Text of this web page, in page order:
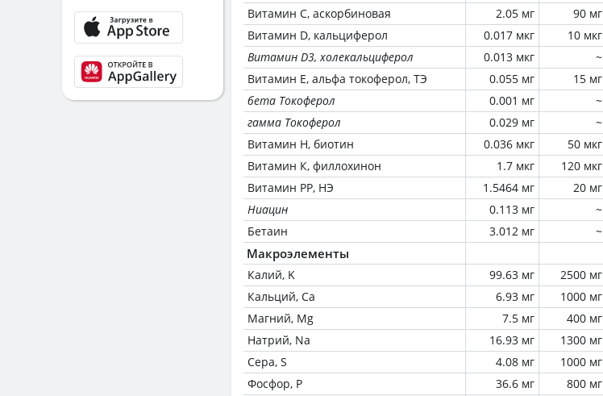
Витамин C, аскорбиновая
2.05 мг 90 мг
Витамин D, кальциферол
0.017 мкг 10 мкг
Витамин D3, холекальциферол
0.013 мкг
~
Витамин Е, альфа токоферол, ТЭ
0.055 мг 15 мг
бета Токоферол
0.001 мг
~
гамма Токоферол
0.029 мг
~
Витамин Н, биотин
0.036 мкг 50 мкг
Витамин К, филлохинон
1.7 мкг 120 мкг
Витамин РР, НЭ
1.5464 мг 20 мг
Ниацин
0.113 мг
~
Бетаин
3.012 мг ~
Макроэлементы
Калий, K 99.63 мг 2500 мг
Кальций, Ca
6.93 мг 1000 мг
Магний, Mg
7.5 мг 400 мг
Натрий, Na
16.93 мг 1300 мг
Сера, S
4.08 мг 1000 мг
Фосфор, P
36.6 мг 800 мг